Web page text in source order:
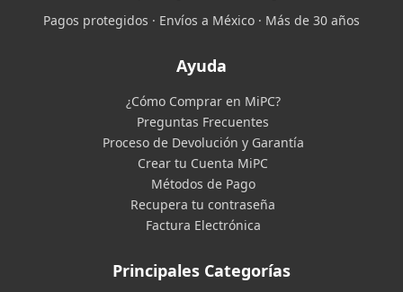
Pagos protegidos · Envíos a México · Más de 30 años
Ayuda
¿Cómo Comprar en MiPC?
Preguntas Frecuentes
Proceso de Devolución y Garantía
Crear tu Cuenta MiPC
Métodos de Pago
Recupera tu contraseña
Factura Electrónica
Principales Categorías